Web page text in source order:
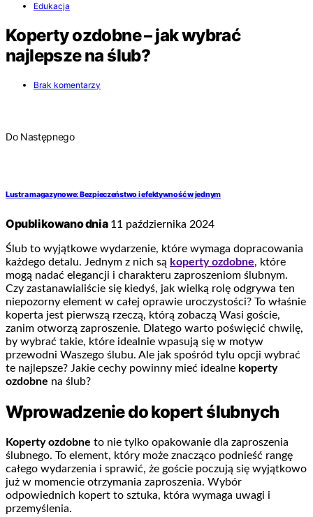
Edukacja
Koperty ozdobne – jak wybrać
najlepsze na ślub?
Brak komentarzy
Do Następnego
Lustra magazynowe: Bezpieczeństwo i efektywność w jednym
Opublikowano dnia11 października 2024
Ślub to wyjątkowe wydarzenie, które wymaga dopracowania
każdego detalu. Jednym z nich są koperty ozdobne, które
mogą nadać elegancji i charakteru zaproszeniom ślubnym.
Czy zastanawialiście się kiedyś, jak wielką rolę odgrywa ten
niepozorny element w całej oprawie uroczystości? To właśnie
koperta jest pierwszą rzeczą, którą zobaczą Wasi goście,
zanim otworzą zaproszenie. Dlatego warto poświęcić chwilę,
by wybrać takie, które idealnie wpasują się w motyw
przewodni Waszego ślubu. Ale jak spośród tylu opcji wybrać
te najlepsze? Jakie cechy powinny mieć idealne koperty
ozdobne na ślub?
Wprowadzenie do kopert ślubnych
Koperty ozdobne to nie tylko opakowanie dla zaproszenia
ślubnego. To element, który może znacząco podnieść rangę
całego wydarzenia i sprawić, że goście poczują się wyjątkowo
już w momencie otrzymania zaproszenia. Wybór
odpowiednich kopert to sztuka, która wymaga uwagi i
przemyślenia.